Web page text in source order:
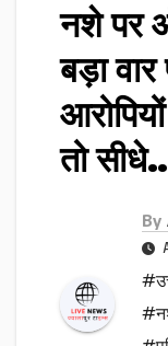
नशे पर
बड़ा
तो
By